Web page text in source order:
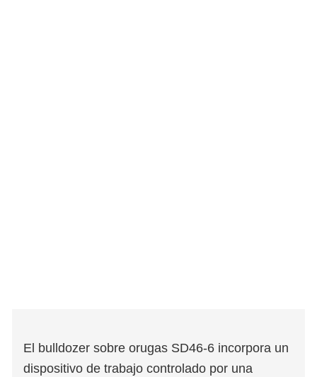
El bulldozer sobre orugas SD46-6 incorpora un
dispositivo de trabajo controlado por una